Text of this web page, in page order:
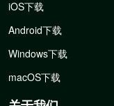
iOS下载
Android下载
Windows下载
macOS下载